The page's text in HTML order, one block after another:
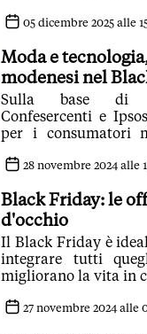
05 dicembre 2025 alle
Moda e
modenesi nel
Sulla base di
Confesercenti e
per i consumatori
28 novembre 2024 alle
Black Friday: le
d'occhio
Il Black Friday è
integrare tutti
migliorano la vita in
27 novembre 2024 alle